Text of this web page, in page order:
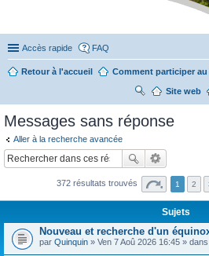
Stylevan - Vans
Accès rapide FAQ
Retour à l'accueil Comment participer
Site web
her
ch
er
Messages sans réponse
Aller à la recherche avancée
372 résultats trouvés 1 2
Sujets
Nouveau et recherche d'un
par Quinquin » Ven 7 Aoû 2026 16:45 » dans